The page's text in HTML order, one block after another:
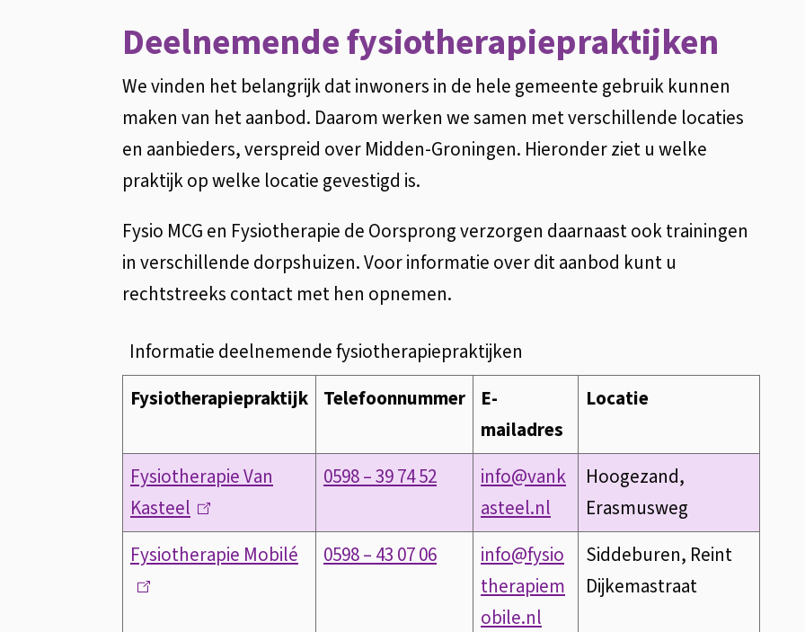
e
x
t
e
r
)
Deelnemende fysiotherapiepraktijken
We vinden het belangrijk dat inwoners in de hele gemeente gebruik kunnen
maken van het aanbod. Daarom werken we samen met verschillende locaties
en aanbieders, verspreid over Midden-Groningen. Hieronder ziet u welke
praktijk op welke locatie gevestigd is.
Fysio MCG en Fysiotherapie de Oorsprong verzorgen daarnaast ook trainingen
in verschillende dorpshuizen. Voor informatie over dit aanbod kunt u
rechtstreeks contact met hen opnemen.
Informatie deelnemende fysiotherapiepraktijken
Fysiotherapiepraktijk Telefoonnummer
E-
mailadres
Locatie
Fysiotherapie Van
Kasteel
l
i
0598 – 39 74 52
info@vank
asteel.nl
Hoogezand,
Erasmusweg
Fysiotherapie Mobilé
0598 – 43 07 06
info@fysio
therapiem
obile.nl
Siddeburen, Reint
Dijkemastraat